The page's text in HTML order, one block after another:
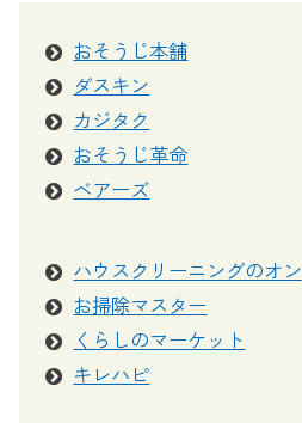
おそうじ本舗
ダスキン
カジタク
おそうじ革命
ベアーズ
ハウスクリーニングのオン
お掃除マスター
くらしのマーケット
キレハピ